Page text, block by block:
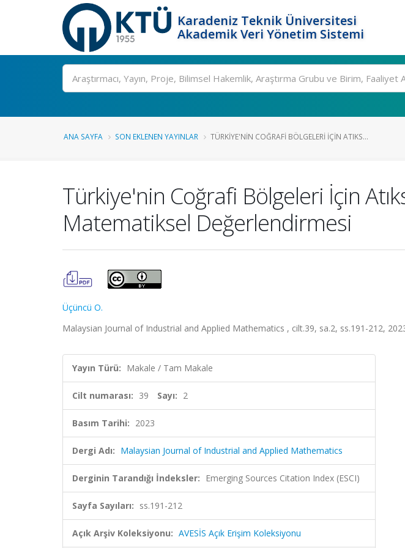
Karadeniz Teknik Üniversitesi
Akademik Veri Yönetim Sistemi
Ara
ANA SAYFA SON EKLENEN YAYINLAR TÜRKIYE'NIN COĞRAFI BÖLGELERI İÇIN ATIKS...
Türkiye'nin Coğrafi Bölgeleri İçin
Matematiksel Değerlendirmesi
Üçüncü O.
Malaysian Journal of Industrial and Applied Mathematics , cilt.39, sa.2, ss.191-212,
Yayın Türü: Makale / Tam Makale
Cilt numarası: 39 Sayı: 2
Basım Tarihi: 2023
Dergi Adı: Malaysian Journal of Industrial and Applied Mathematics
Derginin Tarandığı İndeksler: Emerging Sources Citation Index (ESCI)
Sayfa Sayıları: ss.191-212
Açık Arşiv Koleksiyonu: AVESİS Açık Erişim Koleksiyonu